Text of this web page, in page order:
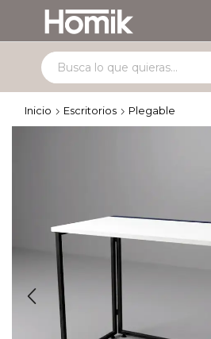
Inicio Escritorios Plegable